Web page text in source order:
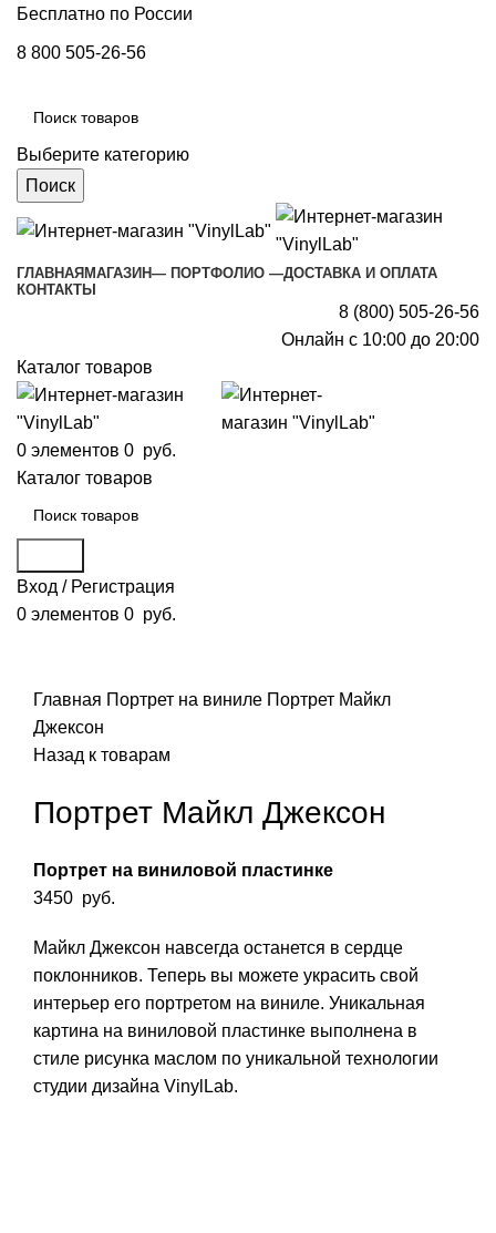
Бесплатно по России
8 800 505-26-56
Выберите категорию
Поиск
ГЛАВНАЯ МАГАЗИН— ПОРТФОЛИО —ДОСТАВКА И ОПЛАТА
КОНТАКТЫ
8 (800) 505-26-56
Онлайн с 10:00 до 20:00
Каталог товаров
0 элементов 0 руб.
Каталог товаров
Вход / Регистрация
0 элементов 0 руб.
Главная Портрет на виниле Портрет Майкл
Джексон
Назад к товарам
Портрет Майкл Джексон
Портрет на виниловой пластинке
3450 руб.
Майкл Джексон навсегда останется в сердце
поклонников. Теперь вы можете украсить свой
интерьер его портретом на виниле. Уникальная
картина на виниловой пластинке выполнена в
стиле рисунка маслом по уникальной технологии
студии дизайна VinylLab.